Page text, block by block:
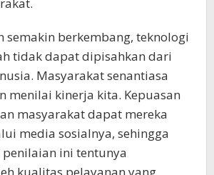
semakin berkembang, teknologi
tidak dapat dipisahkan dari
Masyarakat senantiasa
menilai kinerja kita. Kepuasan
masyarakat dapat mereka
media sosialnya, sehingga
ini tentunya